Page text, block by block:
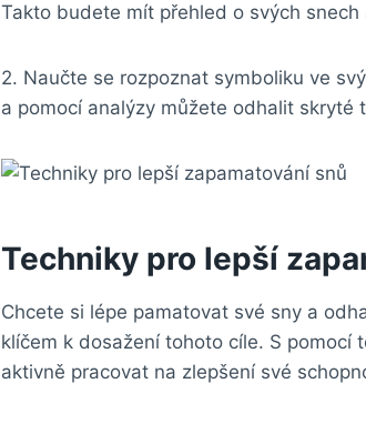
Takto budete mít přehled o svých
2. Naučte se rozpoznat symboliku ve
a pomocí analýzy můžete odhalit skryté
Techniky pro lepší
Chcete si lépe pamatovat své sny a
klíčem k dosažení tohoto cíle. S pomocí
aktivně pracovat na zlepšení své